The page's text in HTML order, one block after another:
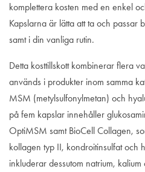
komplettera kosten med en enkel
Kapslarna är lätta att ta och passar
samt i din vanliga rutin.
Detta kosttillskott kombinerar flera
används i produkter inom samma
MSM (metylsulfonylmetan) och
på fem kapslar innehåller
OptiMSM samt BioCell Collagen,
kollagen typ II, kondroitinsulfat och
inkluderar dessutom natrium,